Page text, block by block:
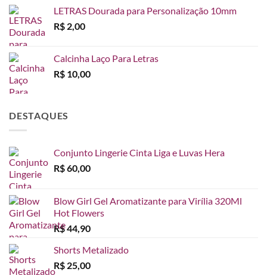
LETRAS Dourada para Personalização 10mm
R$ 2,00
Calcinha Laço Para Letras
R$ 10,00
DESTAQUES
Conjunto Lingerie Cinta Liga e Luvas Hera
R$60,00
Blow Girl Gel Aromatizante para Virília 320Ml
Hot Flowers
R$44,90
Shorts Metalizado
R$ 25,00